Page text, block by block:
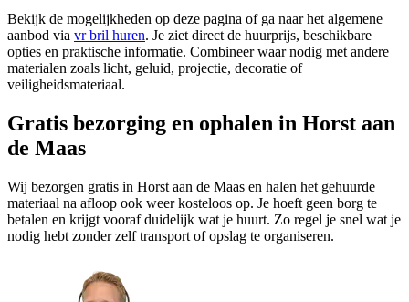
Bekijk de mogelijkheden op deze pagina of ga naar het algemene
aanbod via vr bril huren. Je ziet direct de huurprijs, beschikbare
opties en praktische informatie. Combineer waar nodig met andere
materialen zoals licht, geluid, projectie, decoratie of
veiligheidsmateriaal.
Gratis bezorging en ophalen in Horst aan
de Maas
Wij bezorgen gratis in Horst aan de Maas en halen het gehuurde
materiaal na afloop ook weer kosteloos op. Je hoeft geen borg te
betalen en krijgt vooraf duidelijk wat je huurt. Zo regel je snel wat je
nodig hebt zonder zelf transport of opslag te organiseren.